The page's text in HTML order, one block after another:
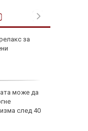
за
може да
след 40